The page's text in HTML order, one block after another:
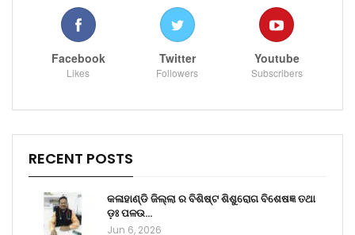
Facebook
Likes
Twitter
Followers
Youtube
Subscribers
RECENT POSTS
କଳାହାଣ୍ଡି ଜିଲ୍ଲା ର ବିଶିଷ୍ଟ ଶିଶୁରୋଗ ବିଶେଷଜ୍ଞ ତଥା
ଡ଼ଃ ପଳଉ…
Jun 6, 2026